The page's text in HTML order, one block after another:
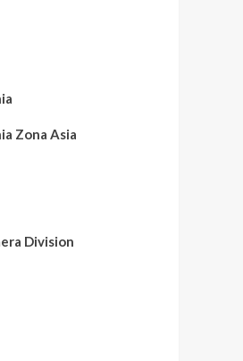
Zona Asia
Division